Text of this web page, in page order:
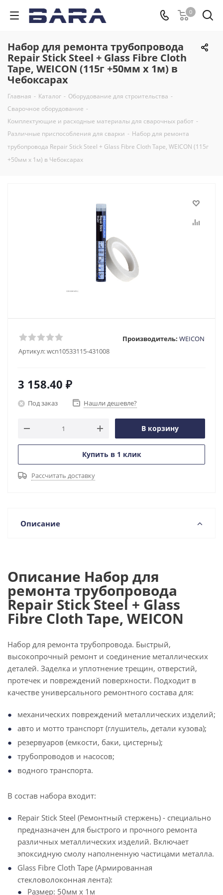
0
Набор для ремонта трубопровода
Repair Stick Steel + Glass Fibre Cloth
Tape, WEICON (115г +50мм х 1м) в
Чебоксарах
Главная - Каталог - Оборудование для строительства -
Сварочное оборудование -
Комплектующие и расходные материалы для сварочных работ -
Различные приспособления для сварки - Набор для ремонта
трубопровода Repair Stick Steel + Glass Fibre Cloth Tape, WEICON (115г
+50мм х 1м) в Чебоксарах
Артикул:wcn10533115-431008
Производитель: WEICON
3 158.40 ₽
Под заказ Нашли дешевле?
В корзину
Купить в 1 клик
Рассчитать доставку
Описание
Описание Набор для
ремонта трубопровода
Repair Stick Steel + Glass
Fibre Cloth Tape, WEICON
Набор для ремонта трубопровода. Быстрый,
высокопрочный ремонт и соединение металлических
деталей. Заделка и уплотнение трещин, отверстий,
протечек и повреждений поверхности. Подходит в
качестве универсального ремонтного состава для:
механических повреждений металлических изделий;
авто и мотто транспорт (глушитель, детали кузова);
резервуаров (емкости, баки, цистерны);
трубопроводов и насосов;
водного транспорта.
В состав набора входит:
Repair Stick Steel (Ремонтный стержень) - специально
предназначен для быстрого и прочного ремонта
различных металлических изделий. Включает
эпоксидную смолу наполненную частицами металла.
Glass Fibre Cloth Tape (Армированная
стекловолоконная лента):
Размер: 50мм х 1м